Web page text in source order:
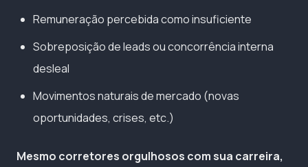
Remuneração percebida como insuficiente
Sobreposição de leads ou concorrência interna
desleal
Movimentos naturais de mercado (novas
oportunidades, crises, etc.)
Mesmo corretores orgulhosos com sua carreira,